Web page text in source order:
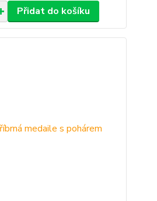
Přidat do košíku